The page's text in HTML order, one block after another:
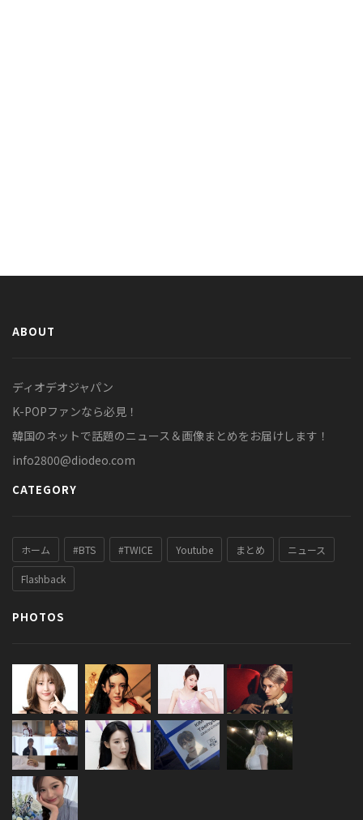
ABOUT
ディオデオジャパン
K-POPファンなら必見！
韓国のネットで話題のニュース＆画像まとめをお届けします！
info2800@diodeo.com
CATEGORY
ホーム #BTS #TWICE Youtube まとめ ニュース
Flashback
PHOTOS